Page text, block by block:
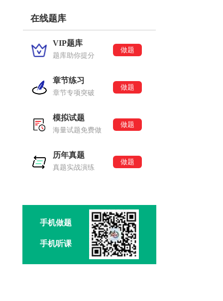
在线题库
VIP题库
题库助你提分
做题
章节练习
章节专项突破
做题
模拟试题
海量试题免费做
做题
历年真题
真题实战演练
做题
手机做题
手机听课